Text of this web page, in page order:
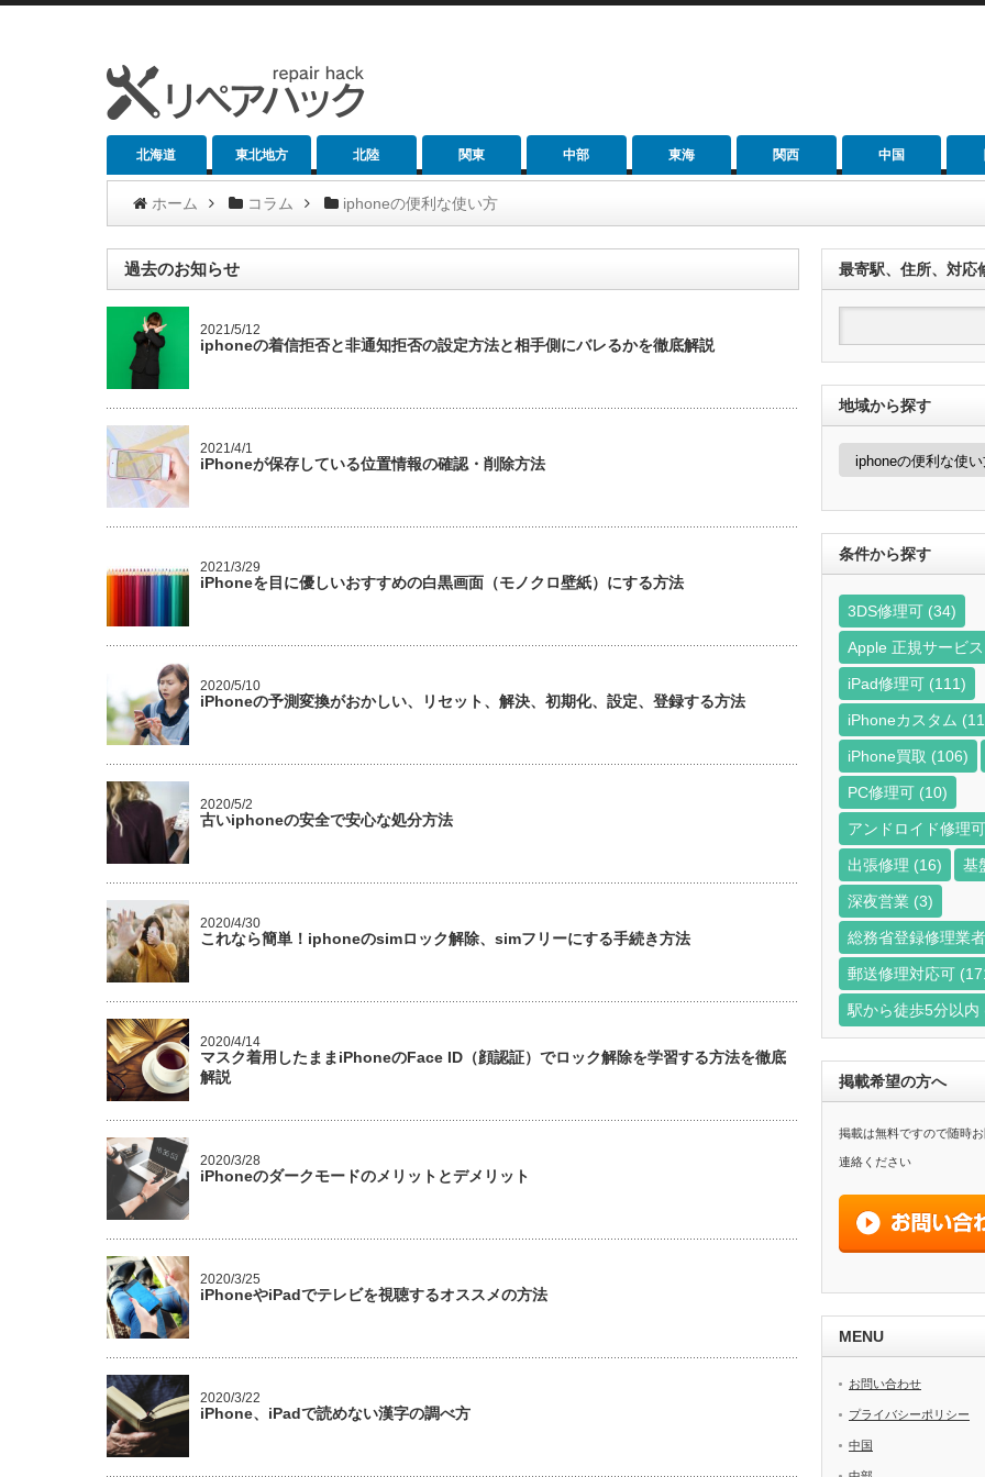
北海道 東北地方 北陸 関東 中部 東海 関西 中国
ホーム コラム iphoneの便利な使い方
過去のお知らせ
2021/5/12
iphoneの着信拒否と非通知拒否の設定方法と相手側にバレるかを徹底解説
2021/4/1
iPhoneが保存している位置情報の確認・削除方法
2021/3/29
iPhoneを目に優しいおすすめの白黒画面（モノクロ壁紙）にする方法
2020/5/10
iPhoneの予測変換がおかしい、リセット、解決、初期化、設定、登録する方法
2020/5/2
古いiphoneの安全で安心な処分方法
2020/4/30
これなら簡単！iphoneのsimロック解除、simフリーにする手続き方法
2020/4/14
マスク着用したままiPhoneのFace ID（顔認証）でロック解除を学習する方法を徹底
解説
2020/3/28
iPhoneのダークモードのメリットとデメリット
2020/3/25
iPhoneやiPadでテレビを視聴するオススメの方法
2020/3/22
iPhone、iPadで読めない漢字の調べ方
最寄駅、住所、対応
地域から探す
地
探
す
条件から探す
3DS修理可 (34)
Apple 正規サービ
iPad修理可 (111)
iPhoneカスタム
iPhone買取 (106)
PC修理可 (10)
アンドロイド修理可
出張修理 (16) 基
深夜営業 (3)
総務省登録修理業者
郵送修理対応可
駅から徒歩5分以内
掲載希望の方へ
掲載は無料ですので随時
連絡ください
MENU
お問い合わせ
プライバシーポリシー
中国